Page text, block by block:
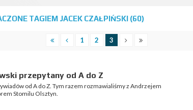
TAGIEM JACEK CZAŁPIŃSKI (60)
1 2 3
przepytany od A do Z
od A do Z. Tym razem rozmawialiśmy z Andrzejem
Stomilu Olsztyn.